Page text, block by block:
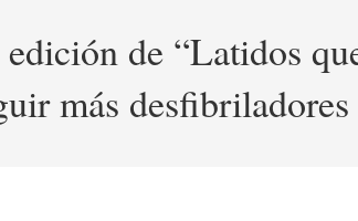
de “Latidos
más desfibriladores